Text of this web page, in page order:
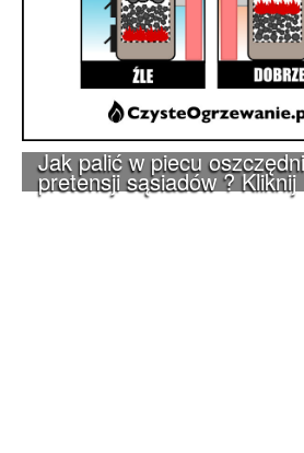
Jak palić w piecu
pretensji sąsiadów ? Kliknij